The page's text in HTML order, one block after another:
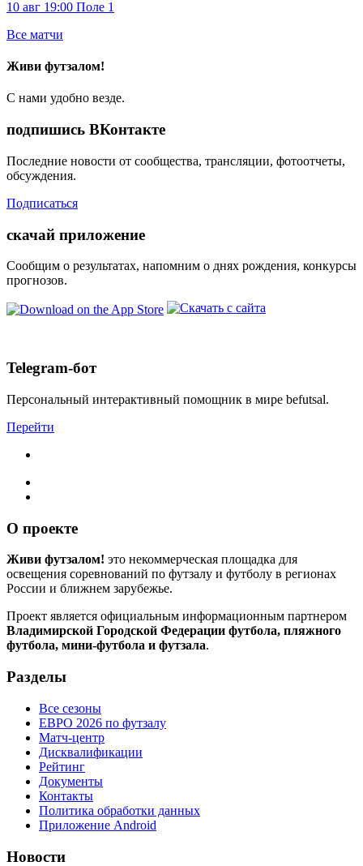
10 авг 19:00 Поле 1
Все матчи
Живи футзалом!
С нами удобно везде.
подпишись ВКонтакте
Последние новости от сообщества, трансляции, фотоотчеты,
обсуждения.
Подписаться
скачай приложение
Сообщим о результатах, напомним о днях рождения, конкурсы
прогнозов.
Telegram-бот
Персональный интерактивный помощник в мире befutsal.
Перейти
О проекте
Живи футзалом! это некоммерческая площадка для
освещения соревнований по футзалу и футболу в регионах
России и ближнем зарубежье.
Проект является официальным информационным партнером
Владимирской Городской Федерации футбола, пляжного
футбола, мини-футбола и футзала.
Разделы
Все сезоны
ЕВРО 2026 по футзалу
Матч-центр
Дисквалификации
Рейтинг
Документы
Контакты
Политика обработки данных
Приложение Android
Новости